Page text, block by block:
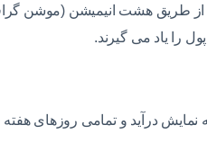
از طریق هشت انیمیشن (موشن
را یاد می گیرند.
۲۵ دقیقه زمان، برای تکرار آموزش آن موضوع وقت